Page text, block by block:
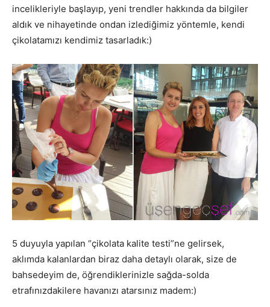
incelikleriyle başlayıp, yeni trendler hakkında da bilgiler
aldık ve nihayetinde ondan izlediğimiz yöntemle, kendi
çikolatamızı kendimiz tasarladık:)
5 duyuyla yapılan “çikolata kalite testi”ne gelirsek,
aklımda kalanlardan biraz daha detaylı olarak, size de
bahsedeyim de, öğrendiklerinizle sağda-solda
etrafınızdakilere havanızı atarsınız madem:)